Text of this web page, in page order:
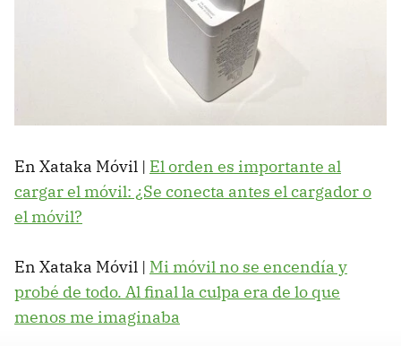
En Xataka Móvil | El orden es importante al
cargar el móvil: ¿Se conecta antes el cargador o
el móvil?
En Xataka Móvil | Mi móvil no se encendía y
probé de todo. Al final la culpa era de lo que
menos me imaginaba